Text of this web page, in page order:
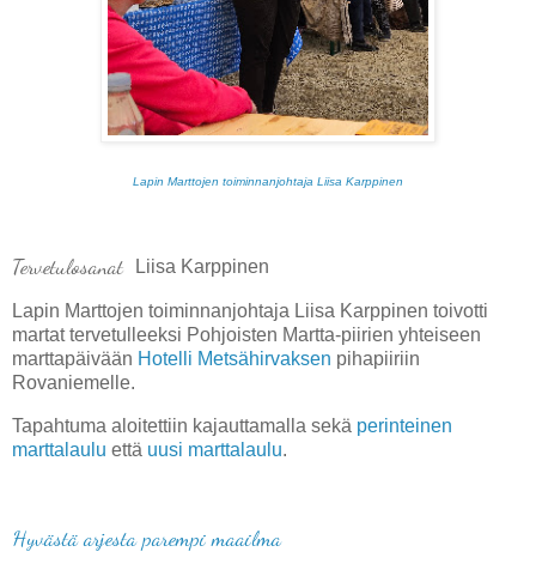
Lapin Marttojen toiminnanjohtaja Liisa Karppinen
Tervetulosanat Liisa Karppinen
Lapin Marttojen toiminnanjohtaja Liisa Karppinen toivotti
martat tervetulleeksi Pohjoisten Martta-piirien yhteiseen
marttapäivään Hotelli Metsähirvaksen pihapiiriin
Rovaniemelle.
Tapahtuma aloitettiin kajauttamalla sekä perinteinen
marttalaulu että uusi marttalaulu.
Hyvästä arjesta parempi maailma